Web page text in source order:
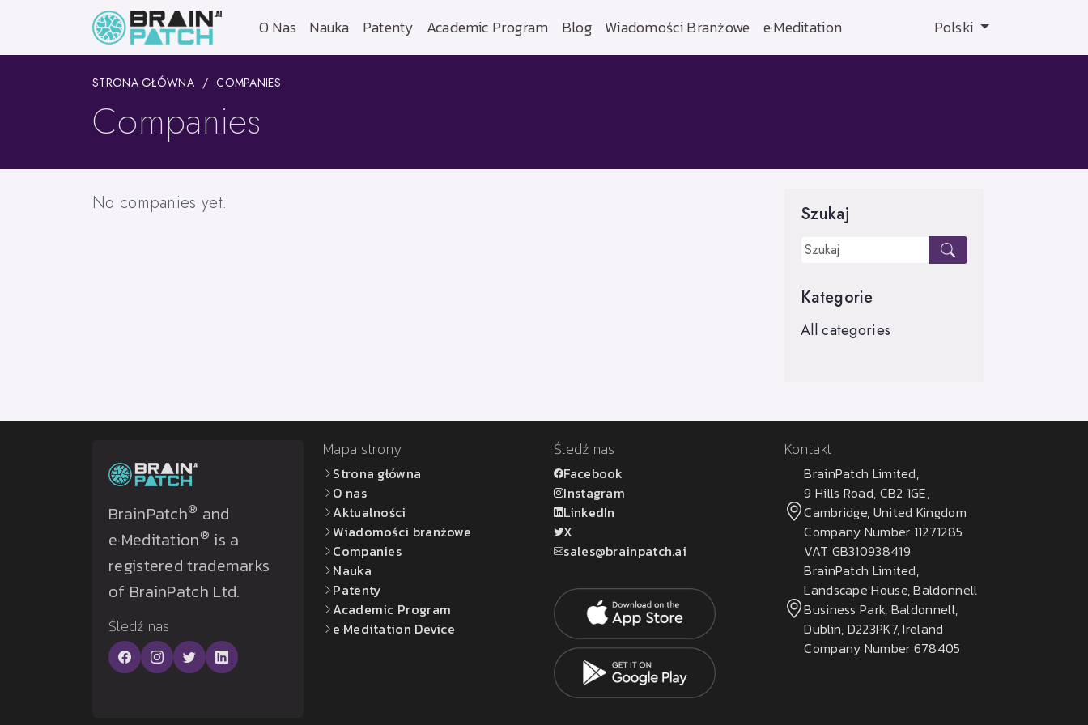
O Nas Nauka Patenty Academic Program Blog Wiadomości Branżowe e·Meditation Polski
STRONA GŁÓWNA COMPANIES
Companies
No companies yet. Szukaj
Kategorie
All categories
BrainPatch® and
e·Meditation® is a
registered trademarks
of BrainPatch Ltd.
Śledź nas
Mapa strony
Strona główna
O nas
Aktualności
Wiadomości branżowe
Companies
Nauka
Patenty
Academic Program
e·Meditation Device
Śledź nas
Facebook
Instagram
LinkedIn
X
sales@brainpatch.ai
Kontakt
BrainPatch Limited,
9 Hills Road, CB2 1GE,
Cambridge, United Kingdom
Company Number 11271285
VAT GB310938419
BrainPatch Limited,
Landscape House, Baldonnell
Business Park, Baldonnell,
Dublin, D223PK7, Ireland
Company Number 678405